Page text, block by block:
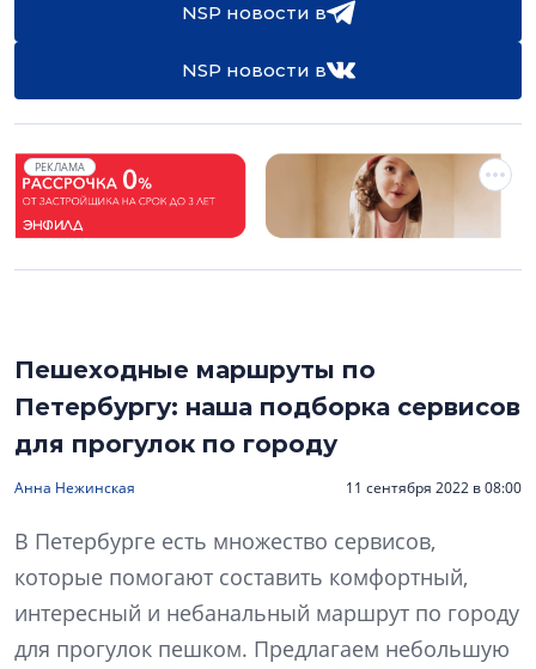
NSP новости в
NSP новости в
РЕКЛАМА
Пешеходные маршруты по
Петербургу: наша подборка сервисов
для прогулок по городу
Анна Нежинская 11 сентября 2022 в 08:00
В Петербурге есть множество сервисов,
которые помогают составить комфортный,
интересный и небанальный маршрут по городу
для прогулок пешком. Предлагаем небольшую